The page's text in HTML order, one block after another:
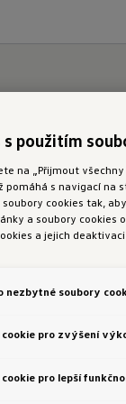
model ID.7
LED-Matrix
ostatních
se krátce
s použitím
na „Přijmout
pomáhá s navigací na
cookies tak,
a soubory cookies
a jejich
nezbytné soubory
cookie pro zvýšení
pro lepší